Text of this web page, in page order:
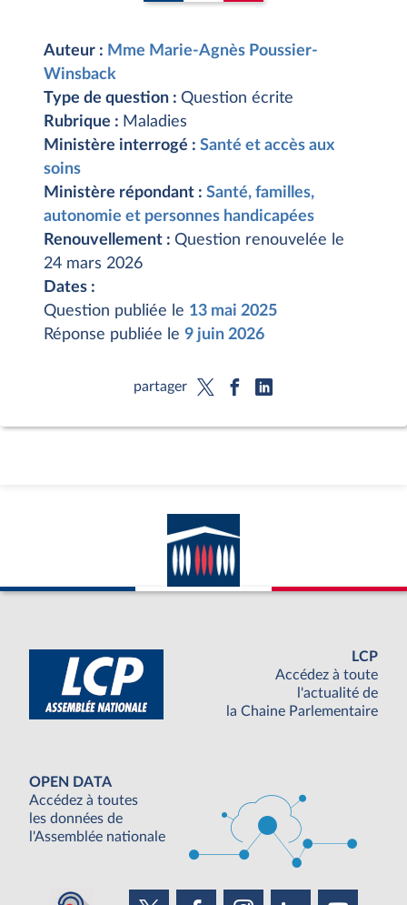
Auteur : Mme Marie-Agnès Poussier-
Winsback
Type de question : Question écrite
Rubrique : Maladies
Ministère interrogé : Santé et accès aux
soins
Ministère répondant : Santé, familles,
autonomie et personnes handicapées
Renouvellement : Question renouvelée le
24 mars 2026
Dates :
Question publiée le 13 mai 2025
Réponse publiée le 9 juin 2026
partager
LCP
Accédez à toute
l'actualité de
la Chaine Parlementaire
OPEN DATA
Accédez à toutes
les données de
l'Assemblée nationale